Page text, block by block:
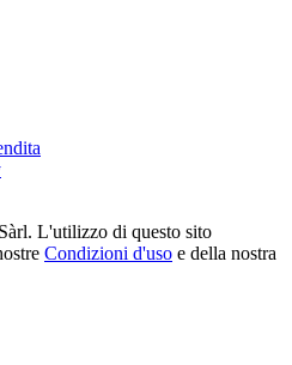
L'utilizzo di questo sito
Condizioni d'uso e della nostra